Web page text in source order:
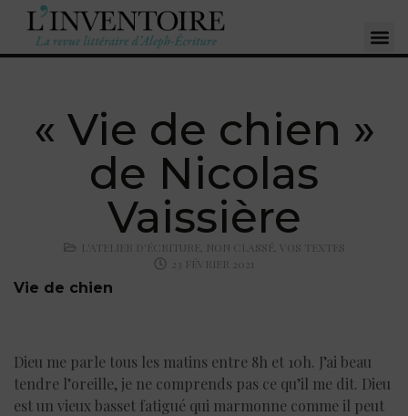
« Vie de chien »
de Nicolas
Vaissière
L'ATELIER D'ÉCRITURE NON CLASSÉ
VOS TEXTES
23 FÉVRIER 2021
Vie de chien
Dieu me parle tous les matins entre 8h et 10h. J’ai beau
tendre l’oreille, je ne comprends pas ce qu’il me dit. Dieu
est un vieux basset fatigué qui marmonne comme il peut